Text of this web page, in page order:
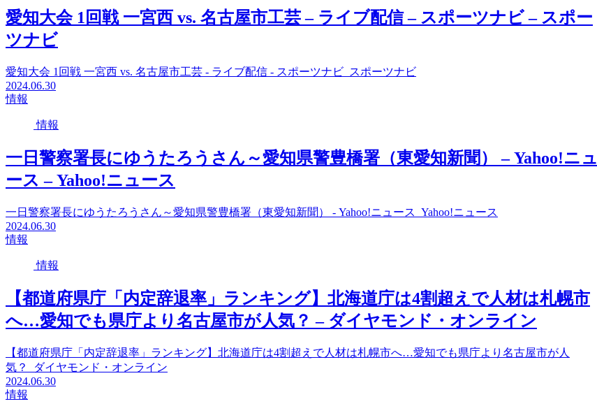
愛知大会 1回戦 一宮西 vs. 名古屋市工芸 – ライブ配信 – スポーツナビ – スポー
ツナビ
愛知大会 1回戦 一宮西 vs. 名古屋市工芸 - ライブ配信 - スポーツナビ スポーツナビ
2024.06.30
情報
情報
一日警察署長にゆうたろうさん～愛知県警豊橋署（東愛知新聞） – Yahoo!ニュ
ース – Yahoo!ニュース
一日警察署長にゆうたろうさん～愛知県警豊橋署（東愛知新聞） - Yahoo!ニュース Yahoo!ニュース
2024.06.30
情報
情報
【都道府県庁「内定辞退率」ランキング】北海道庁は4割超えで人材は札幌市
へ…愛知でも県庁より名古屋市が人気？ – ダイヤモンド・オンライン
【都道府県庁「内定辞退率」ランキング】北海道庁は4割超えで人材は札幌市へ…愛知でも県庁より名古屋市が人
気？ ダイヤモンド・オンライン
2024.06.30
情報